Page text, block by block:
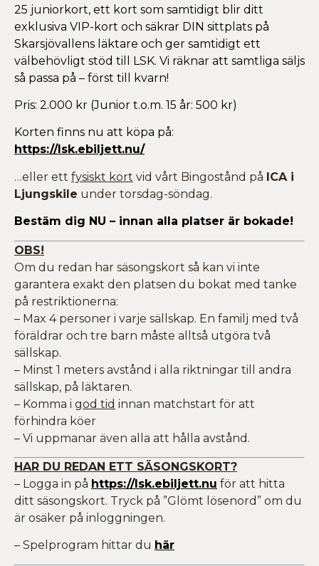
25 juniorkort, ett kort som samtidigt blir ditt
exklusiva VIP-kort och säkrar DIN sittplats på
Skarsjövallens läktare och ger samtidigt ett
välbehövligt stöd till LSK. Vi räknar att samtliga säljs
så passa på – först till kvarn!
Pris: 2.000 kr (Junior t.o.m. 15 år: 500 kr)
Korten finns nu att köpa på:
https://lsk.ebiljett.nu/
…eller ett fysiskt kort vid vårt Bingostånd på ICA i
Ljungskile under torsdag-söndag.
Bestäm dig NU – innan alla platser är bokade!
OBS!
Om du redan har säsongskort så kan vi inte
garantera exakt den platsen du bokat med tanke
på restriktionerna:
– Max 4 personer i varje sällskap. En familj med två
föräldrar och tre barn måste alltså utgöra två
sällskap.
– Minst 1 meters avstånd i alla riktningar till andra
sällskap, på läktaren.
– Komma i god tid innan matchstart för att
förhindra köer
– Vi uppmanar även alla att hålla avstånd.
HAR DU REDAN ETT SÄSONGSKORT?
– Logga in på https://lsk.ebiljett.nu för att hitta
ditt säsongskort. Tryck på ”Glömt lösenord” om du
är osäker på inloggningen.
– Spelprogram hittar du här